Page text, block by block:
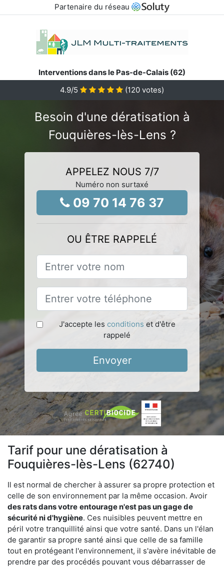
Partenaire du réseau
Interventions dans le Pas-de-Calais (62)
4.9/5 (120 votes)
Besoin d'une dératisation à
Fouquières-lès-Lens ?
APPELEZ NOUS 7/7
Numéro non surtaxé
09 70 14 76 37
OU ÊTRE RAPPELÉ
J'accepte les conditions et d'être
rappelé
Envoyer
Tarif pour une dératisation à
Fouquières-lès-Lens (62740)
Il est normal de chercher à assurer sa propre protection et
celle de son environnement par la même occasion. Avoir
des rats dans votre entourage n'est pas un gage de
sécurité ni d'hygiène. Ces nuisibles peuvent mettre en
péril votre tranquillité ainsi que votre santé. Dans un l'élan
de garantir sa propre santé ainsi que celle de sa famille
tout en protégeant l'environnement, il s'avère inévitable de
prendre par des procédés pouvant vous débarrasser de